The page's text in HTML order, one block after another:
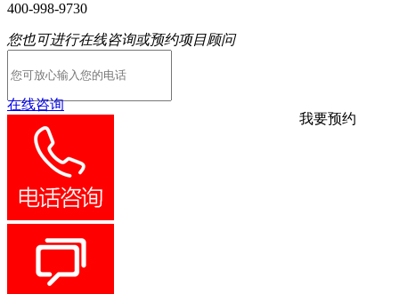
400-998-9730
您也可进行在线咨询或预约项目顾问
我要预约
在线咨询